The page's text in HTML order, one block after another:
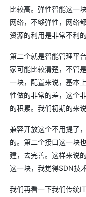
比较高。弹性智能这一
网络，不够弹性，网络
资源的利用是非常不利的
第二个就是智能管理平
家可能比较清楚，不管
一块，配置来说，基本
性做的非常的差，这个
的积累。我们初期的来
兼容开放这个不用提了
的。第二个接口这一块
建，去完善。这样来说
这一块，我觉得SDN技
我们再看一下我们传统